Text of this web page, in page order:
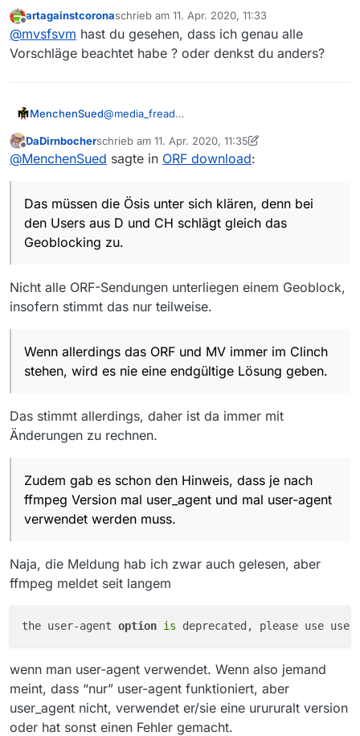
Zukunftssicherheit in der Anleitung?
Offline
artagainstcoronaschrieb am 11. Apr. 2020, 11:33
zuletzt editiert von
@mvsfsvm hast du gesehen, dass ich genau alle
Vorschläge beachtet habe ? oder denkst du anders?
MenchenSued@media_fread
bei den Users aus D und CH schlägt gleich das
Geoblocking zu. Wenn allerdings das ORF und
schon den Hinweis, dass je nach ffmpeg
Version mal user_agent und mal user-agent
ffmpeg habe ich weder das eine noch das
Offline
DaDirnbocherschrieb am 11. Apr. 2020, 11:35
zuletzt editiert von DaDirnbocher
@MenchenSued sagte in ORF download:
Das müssen die Ösis unter sich klären, denn bei
den Users aus D und CH schlägt gleich das
Geoblocking zu.
Nicht alle ORF-Sendungen unterliegen einem Geoblock,
insofern stimmt das nur teilweise.
Wenn allerdings das ORF und MV immer im Clinch
stehen, wird es nie eine endgültige Lösung geben.
Das stimmt allerdings, daher ist da immer mit
Änderungen zu rechnen.
Zudem gab es schon den Hinweis, dass je nach
ffmpeg Version mal user_agent und mal user-agent
verwendet werden muss.
Naja, die Meldung hab ich zwar auch gelesen, aber
ffmpeg meldet seit langem
the user-agent option is deprecated, please use
wenn man user-agent verwendet. Wenn also jemand
meint, dass “nur” user-agent funktioniert, aber
user_agent nicht, verwendet er/sie eine urururalt version
oder hat sonst einen Fehler gemacht.